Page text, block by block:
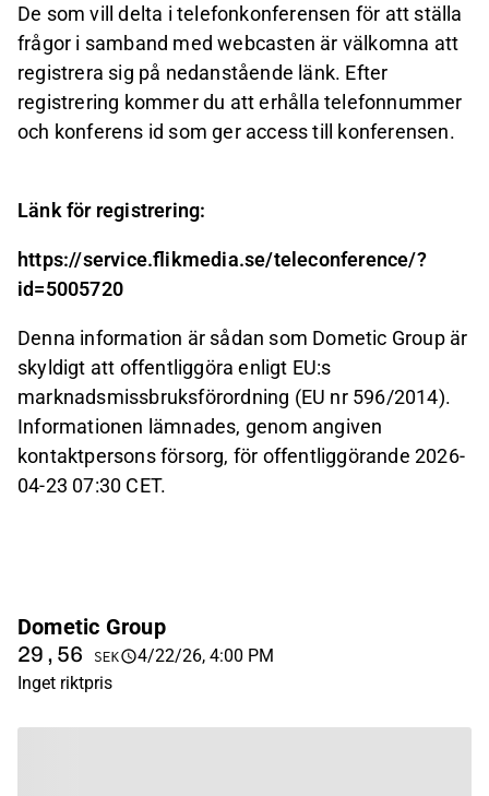
De som vill delta i telefonkonferensen för att ställa
frågor i samband med webcasten är välkomna att
registrera sig på nedanstående länk. Efter
registrering kommer du att erhålla telefonnummer
och konferens id som ger access till konferensen.
Länk för registrering:
https://service.flikmedia.se/teleconference/?
id=5005720
Denna information är sådan som Dometic Group är
skyldigt att offentliggöra enligt EU:s
marknadsmissbruksförordning (EU nr 596/2014).
Informationen lämnades, genom angiven
kontaktpersons försorg, för offentliggörande 2026-
04-23 07:30 CET.
Dometic Group
29,56 SEK
4/22/26, 4:00 PM
Inget riktpris